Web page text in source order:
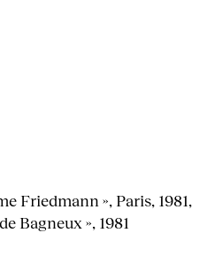
Friedmann », Paris, 1981,
Bagneux », 1981